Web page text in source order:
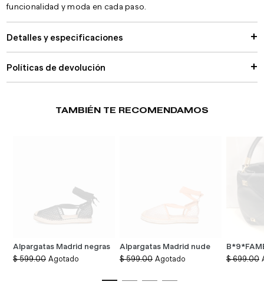
funcionalidad y moda en cada paso.
Detalles y especificaciones
Políticas de devolución
TAMBIÉN TE RECOMENDAMOS
Alpargatas Madrid negras
Precio
$ 599.00 Agotado
Alpargatas Madrid nude
Precio
$ 599.00 Agotado
Precio
$ 699.00